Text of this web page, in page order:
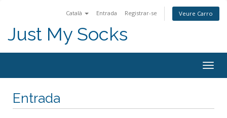
Català Entrada Registrar-se Veure Carro
Just My Socks
Entrada